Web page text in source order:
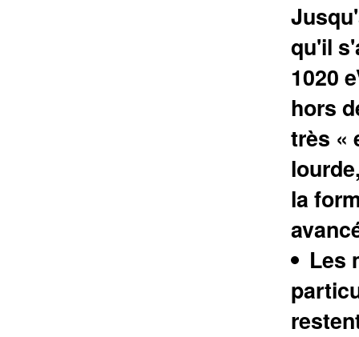
qu'il
1020
hors
très «
la
Les